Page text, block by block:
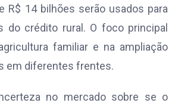
R$ 14 bilhões serão usados para
do crédito rural. O foco principal
familiar e na ampliação
em diferentes frentes.
no mercado sobre se o